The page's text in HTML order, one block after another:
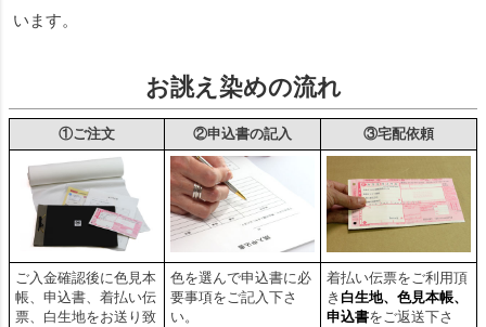
います。
お誂え染めの流れ
①ご注文 ②申込書の記入 ③宅配依頼
ご入金確認後に色見本
帳、申込書、着払い伝
票、白生地をお送り致
色を選んで申込書に必
要事項をご記入下さ
い。
着払い伝票をご利用頂
き 白生地、色見本帳、
申込書をご返送下さ